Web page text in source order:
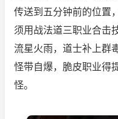
传送到五分钟前的位置
须用战法道三职业合击
流星火雨，道士补上群
怪带自爆，脆皮职业得
怪。